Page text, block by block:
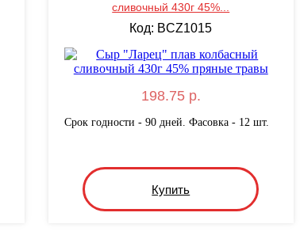
сливочный 430г 45%...
Код: BCZ1015
198.75 р.
Срок годности - 90 дней. Фасовка - 12 шт.
Купить